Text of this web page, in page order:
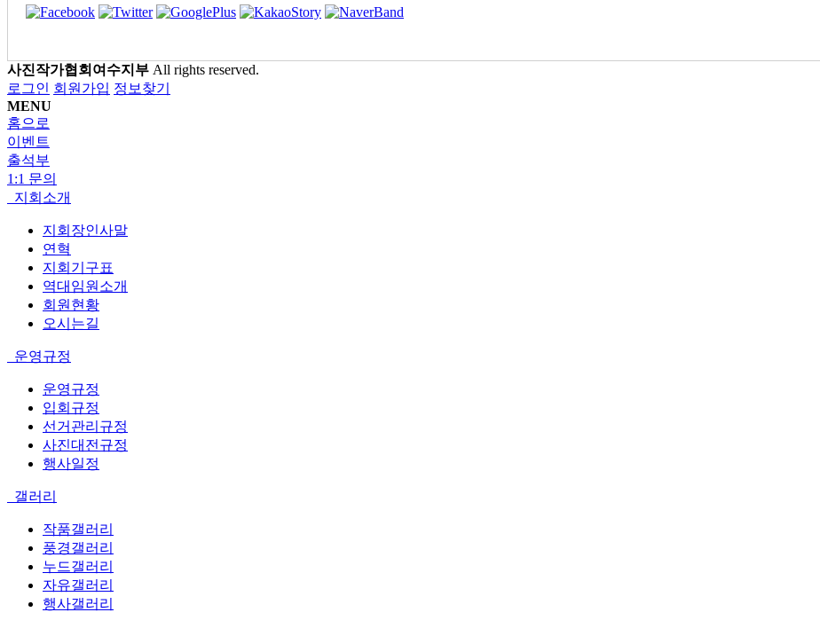
사진작가협회여수지부 All rights reserved.
로그인 회원가입 정보찾기
MENU
홈으로
이벤트
출석부
1:1 문의
지회소개
지회장인사말
연혁
지회기구표
역대임원소개
회원현황
오시는길
운영규정
운영규정
입회규정
선거관리규정
사진대전규정
행사일정
갤러리
작품갤러리
풍경갤러리
누드갤러리
자유갤러리
행사갤러리